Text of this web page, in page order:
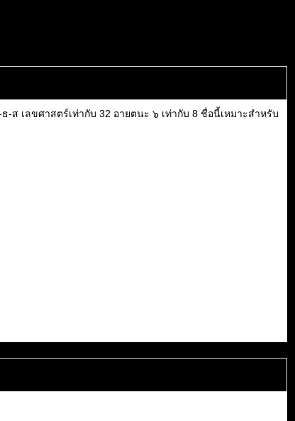
-ส เลขศาสตร์เท่ากับ 32 อายตนะ ๖ เท่ากับ 8 ชื่อนี้เหมาะสำหรับ